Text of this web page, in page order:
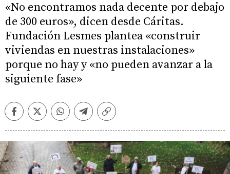
«No encontramos nada decente por debajo
de 300 euros», dicen desde Cáritas.
Fundación Lesmes plantea «construir
viviendas en nuestras instalaciones»
porque no hay y «no pueden avanzar a la
siguiente fase»
FacebookTwitterWhatsappTelegramCopiar